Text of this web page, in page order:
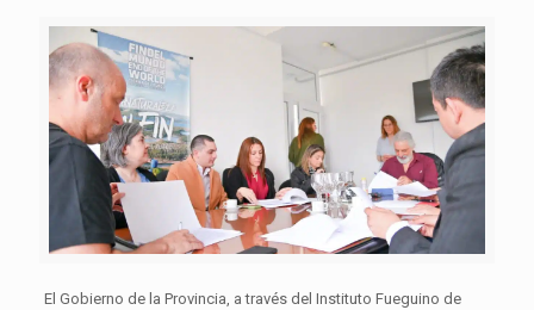
El Gobierno de la Provincia, a través del Instituto Fueguino de